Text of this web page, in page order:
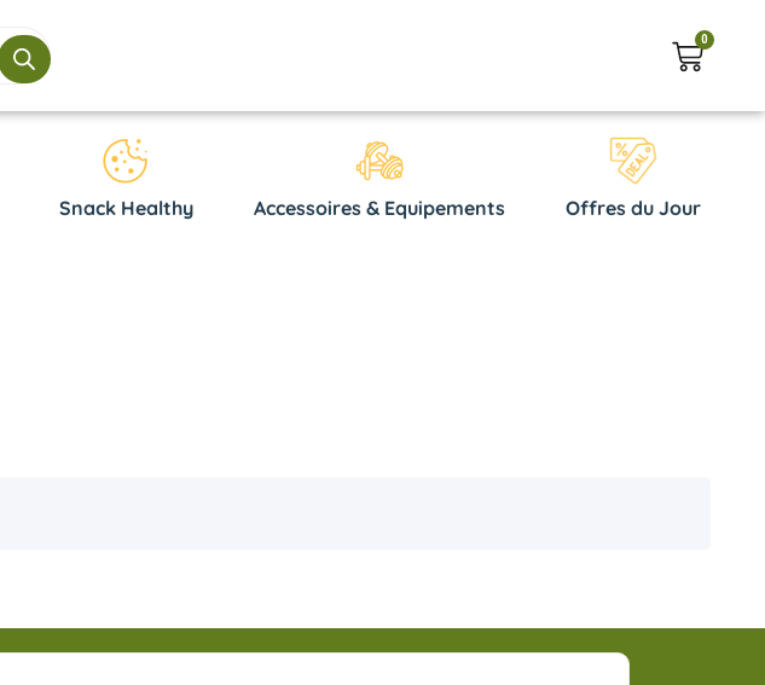
0
Snack Healthy Accessoires & Equipements Offres du Jour